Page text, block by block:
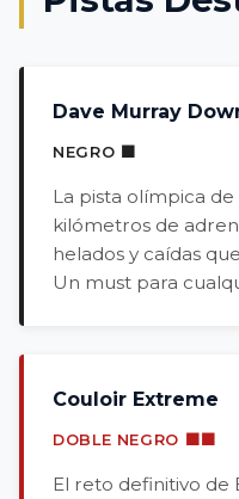
Dave Murray
NEGRO ⬛
La pista olímpica de
kilómetros de
helados y caídas
Un must para
Couloir Extreme
DOBLE NEGRO ⬛⬛
El reto definitivo de